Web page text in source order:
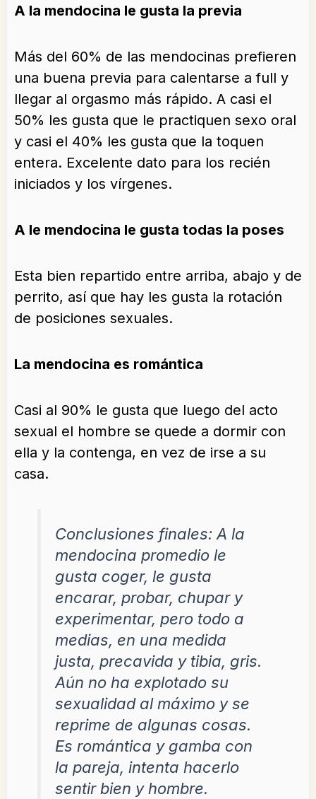
A la mendocina le gusta la previa
Más del 60% de las mendocinas prefieren
una buena previa para calentarse a full y
llegar al orgasmo más rápido. A casi el
50% les gusta que le practiquen sexo oral
y casi el 40% les gusta que la toquen
entera. Excelente dato para los recién
iniciados y los vírgenes.
A le mendocina le gusta todas la poses
Esta bien repartido entre arriba, abajo y de
perrito, así que hay les gusta la rotación
de posiciones sexuales.
La mendocina es romántica
Casi al 90% le gusta que luego del acto
sexual el hombre se quede a dormir con
ella y la contenga, en vez de irse a su
casa.
Conclusiones finales: A la
mendocina promedio le
gusta coger, le gusta
encarar, probar, chupar y
experimentar, pero todo a
medias, en una medida
justa, precavida y tibia, gris.
Aún no ha explotado su
sexualidad al máximo y se
reprime de algunas cosas.
Es romántica y gamba con
la pareja, intenta hacerlo
sentir bien y hombre.